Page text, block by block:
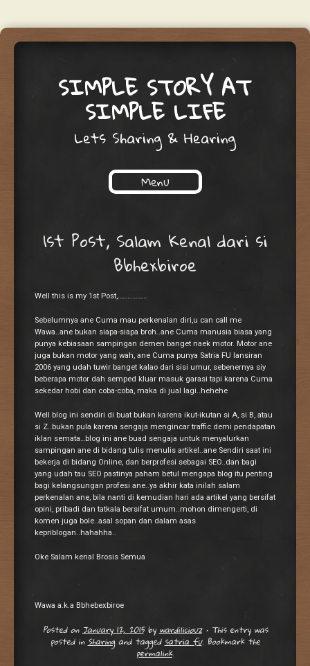
SIMPLE STORY AT
SIMPLE LIFE
Lets Sharing & Hearing
Menu
1st Post, Salam Kenal dari si
Bbhexbiroe
Well this is my 1st Post,………………
Sebelumnya ane Cuma mau perkenalan diri,u can call me
Wawa..ane bukan siapa-siapa broh..ane Cuma manusia biasa yang
punya kebiasaan sampingan demen banget naek motor. Motor ane
juga bukan motor yang wah, ane Cuma punya Satria FU lansiran
2006 yang udah tuwir banget kalao dari sisi umur, sebenernya siy
beberapa motor dah semped kluar masuk garasi tapi karena Cuma
sekedar hobi dan coba-coba, maka di jual lagi..hehehe
Well blog ini sendiri di buat bukan karena ikut-ikutan si A, si B, atau
si Z..bukan pula karena sengaja mengincar traffic demi pendapatan
iklan semata…blog ini ane buad sengaja untuk menyalurkan
sampingan ane di bidang tulis menulis artikel..ane Sendiri saat ini
bekerja di bidang Online, dan berprofesi sebagai SEO..dan bagi
yang udah tau SEO pastinya paham betul mengapa blog itu penting
bagi kelangsungan profesi ane..ya akhir kata inilah salam
perkenalan ane, bila nanti di kemudian hari ada artikel yang bersifat
opini, pribadi dan tatkala bersifat umum..mohon dimengerti, di
komen juga bole..asal sopan dan dalam asas
kepriblogan..hahahha..
Oke Salam kenal Brosis Semua
Wawa a.k.a Bbhebexbiroe
Posted on January 12, 2015by wardiliciouz • This entry was
posted in Sharingand tagged satria fu. Bookmark the
permalink.